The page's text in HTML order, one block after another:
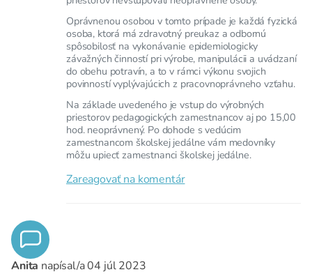
Oprávnenou osobou v tomto prípade je každá fyzická
osoba, ktorá má zdravotný preukaz a odbornú
spôsobilosť na vykonávanie epidemiologicky
závažných činností pri výrobe, manipulácii a uvádzaní
do obehu potravín, a to v rámci výkonu svojich
povinností vyplývajúcich z pracovnoprávneho vzťahu.
Na základe uvedeného je vstup do výrobných
priestorov pedagogických zamestnancov aj po 15,00
hod. neoprávnený. Po dohode s vedúcim
zamestnancom školskej jedálne vám medovníky
môžu upiecť zamestnanci školskej jedálne.
Zareagovať na komentár
Anita napísal/a04 júl 2023